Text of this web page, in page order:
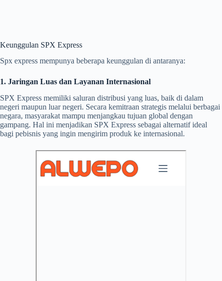
Keunggulan SPX Express
Spx express mempunya beberapa keunggulan di antaranya:
1. Jaringan Luas dan Layanan Internasional
SPX Express memiliki saluran distribusi yang luas, baik di dalam
negeri maupun luar negeri. Secara kemitraan strategis melalui berbagai
negara, masyarakat mampu menjangkau tujuan global dengan
gampang. Hal ini menjadikan SPX Express sebagai alternatif ideal
bagi pebisnis yang ingin mengirim produk ke internasional.